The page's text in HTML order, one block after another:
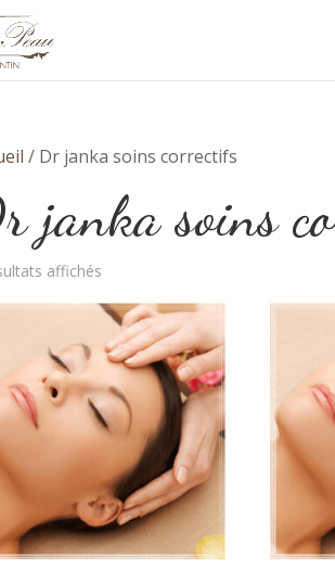
/ Dr janka soins correctifs
janka soins
affichés
par
prix
croissant